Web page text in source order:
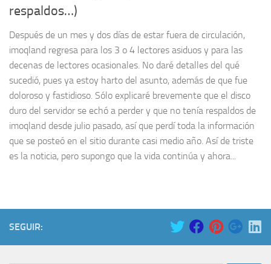
respaldos…)
Después de un mes y dos días de estar fuera de circulación,
imoqland regresa para los 3 o 4 lectores asiduos y para las
decenas de lectores ocasionales. No daré detalles del qué
sucedió, pues ya estoy harto del asunto, además de que fue
doloroso y fastidioso. Sólo explicaré brevemente que el disco
duro del servidor se echó a perder y que no tenía respaldos de
imoqland desde julio pasado, así que perdí toda la información
que se posteó en el sitio durante casi medio año. Así de triste
es la noticia, pero supongo que la vida continúa y ahora...
SEGUIR: